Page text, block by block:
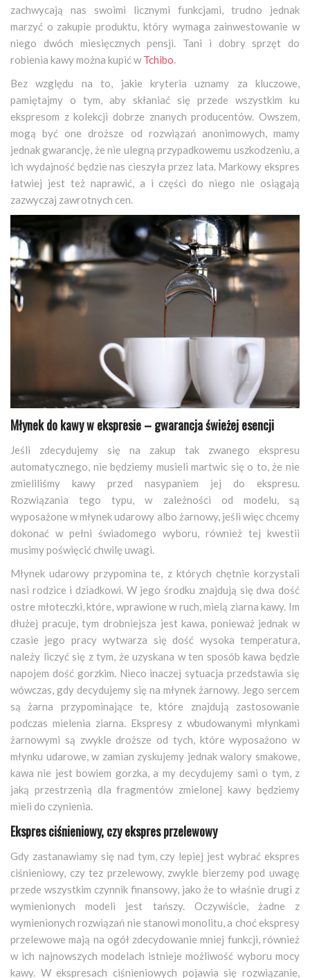
zachwycają nas swoimi licznymi funkcjami, trudno jednak
marzyć o zakupie produktu, który wymaga zainwestowanie w
niego dwóch miesięcznych pensji. Tani i dobry sprzęt do
robienia kawy można kupić wTchibo.
Bez względu na to, jakie kryteria uznamy za kluczowe,
pamiętajmy o tym, aby skłaniać się przede wszystkim ku
ekspresom z kolekcji dobrze znanych producentów. Owszem,
mogą być one droższe od rozwiązań anonimowych, mamy
jednak gwarancję, że nie ulegną przypadkowemu uszkodzeniu, a
ich wydajność będzie nas cieszyła przez lata. Markowy ekspres
łatwiej jest też naprawić, a i części do niego nie osiągają
zazwyczaj zawrotnych cen.
Młynek do kawy w ekspresie – gwarancja świeżej esencji
Jeśli zdecydujemy się na zakup tak zwanego ekspresu
automatycznego, nie będziemy musieli martwic się o to, że nie
zmieliliśmy kawy przed nasypaniem jej do ekspresu.
Rozwiązania tego typu, w zależności od modelu, są
wyposażone w młynek udarowy albo żarnowy, jeśli więc chcemy
dokonać w pełni świadomego wyboru, również tej kwestii
musimy poświęcić chwilę uwagi.
Młynek udarowy przypomina te, z których chętnie korzystali
nasi rodzice i dziadkowi. W jego środku znajdują się dwa dość
ostre młoteczki, które, wprawione w ruch, mielą ziarna kawy. Im
dłużej pracuje, tym drobniejsza jest kawa, ponieważ jednak w
czasie jego pracy wytwarza się dość wysoka temperatura,
należy liczyć się z tym, że uzyskana w ten sposób kawa będzie
napojem dość gorzkim. Nieco inaczej sytuacja przedstawia się
wówczas, gdy decydujemy się na młynek żarnowy. Jego sercem
są żarna przypominające te, które znajdują zastosowanie
podczas mielenia ziarna. Ekspresy z wbudowanymi młynkami
żarnowymi są zwykle droższe od tych, które wyposażono w
młynku udarowe, w zamian zyskujemy jednak walory smakowe,
kawa nie jest bowiem gorzka, a my decydujemy sami o tym, z
jaką przestrzenią dla fragmentów zmielonej kawy będziemy
mieli do czynienia.
Ekspres ciśnieniowy, czy ekspres przelewowy
Gdy zastanawiamy się nad tym, czy lepiej jest wybrać ekspres
ciśnieniowy, czy tez przelewowy, zwykle bierzemy pod uwagę
przede wszystkim czynnik finansowy, jako że to właśnie drugi z
wymienionych modeli jest tańszy. Oczywiście, żadne z
wymienionych rozwiązań nie stanowi monolitu, a choć ekspresy
przelewowe mają na ogół zdecydowanie mniej funkcji, również
w ich najnowszych modelach istnieje możliwość wyboru mocy
kawy. W ekspresach ciśnieniowych pojawia się rozwiązanie,